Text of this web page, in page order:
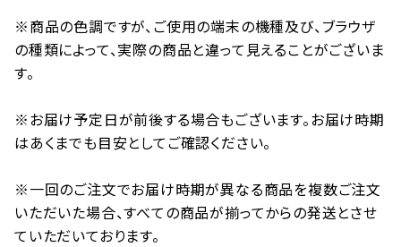
※商品の色調ですが、ご使用の端末の機種及び、ブラウザ
の種類によって、実際の商品と違って見えることがございま
す。
※お届け予定日が前後する場合もございます。お届け時期
はあくまでも目安としてご確認ください。
※一回のご注文でお届け時期が異なる商品を複数ご注文
いただいた場合、すべての商品が揃ってからの発送とさせ
ていただいております。